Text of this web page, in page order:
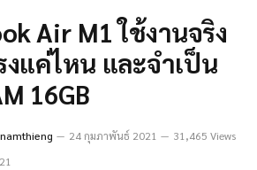
Air M1 ใช้งานจริง
งแค่ไหน และจำเป็น
16GB
24 กุมภาพันธ์ 2021
31,465 Views